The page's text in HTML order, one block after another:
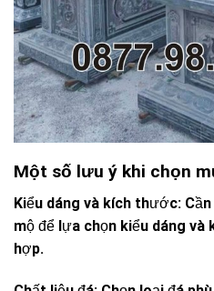
Một số lưu ý khi chọn
Kiểu dáng và kích thước:
mộ để lựa chọn kiểu dáng
hợp.